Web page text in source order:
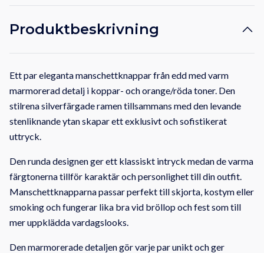
Produktbeskrivning
Ett par eleganta manschettknappar från edd med varm
marmorerad detalj i koppar- och orange/röda toner. Den
stilrena silverfärgade ramen tillsammans med den levande
stenliknande ytan skapar ett exklusivt och sofistikerat
uttryck.
Den runda designen ger ett klassiskt intryck medan de varma
färgtonerna tillför karaktär och personlighet till din outfit.
Manschettknapparna passar perfekt till skjorta, kostym eller
smoking och fungerar lika bra vid bröllop och fest som till
mer uppklädda vardagslooks.
Den marmorerade detaljen gör varje par unikt och ger